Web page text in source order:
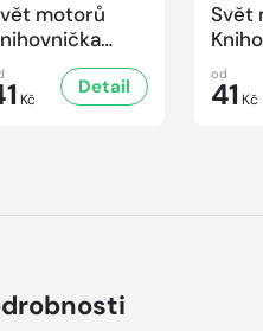
motorů
2/2025
Kč
Detail
Svět
1/2025
od
41 Kč